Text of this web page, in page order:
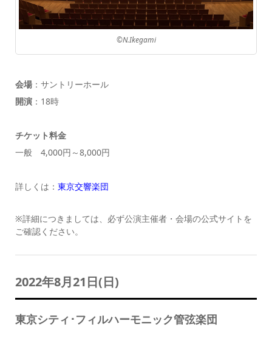
©N.Ikegami
会場：サントリーホール
開演：18時
チケット料金
一般 4,000円～8,000円
詳しくは： 東京交響楽団
※詳細につきましては、必ず公演主催者・会場の公式サイトを
ご確認ください。
2022年8月21日(日)
東京シティ･フィルハーモニック管弦楽団